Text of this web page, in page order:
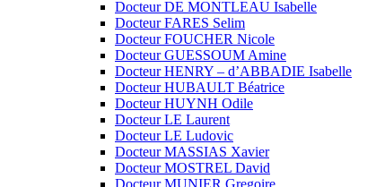
Docteur DE MONTLEAU Isabelle
Docteur FARES Selim
Docteur FOUCHER Nicole
Docteur GUESSOUM Amine
Docteur HENRY – d’ABBADIE Isabelle
Docteur HUBAULT Béatrice
Docteur HUYNH Odile
Docteur LE Laurent
Docteur LE Ludovic
Docteur MASSIAS Xavier
Docteur MOSTREL David
Docteur MUNIER Gregoire